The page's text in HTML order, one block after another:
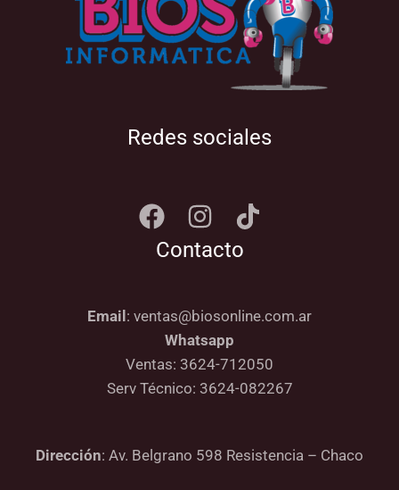
Redes sociales
Contacto
Email : ventas@biosonline.com.ar
Whatsapp
Ventas: 3624-712050
Serv Técnico: 3624-082267
Dirección: Av. Belgrano 598 Resistencia – Chaco